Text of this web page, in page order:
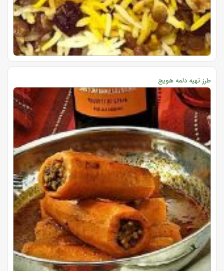
طرز تهیه دلمه هویج